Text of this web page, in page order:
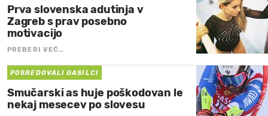
Prva slovenska adutinja v
Zagreb s prav posebno
motivacijo
PREBERI VEČ…
POSREDOVALI GASILCI
Smučarski as huje poškodovan le
nekaj mesecev po slovesu